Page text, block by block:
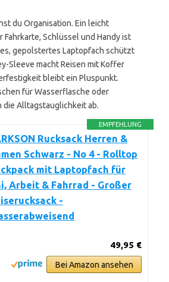
du Organisation. Ein leicht
Fahrkarte, Schlüssel und Handy ist
gepolstertes Laptopfach schützt
Sleeve macht Reisen mit Koffer
bleibt ein Pluspunkt.
für Wasserflasche oder
die Alltagstauglichkeit ab.
EMPFEHLUNG
Rucksack Herren &
Schwarz - No 4 - Rolltop
mit Laptopfach für
Arbeit & Fahrrad - Großer
-
49,95 €
Bei Amazon ansehen